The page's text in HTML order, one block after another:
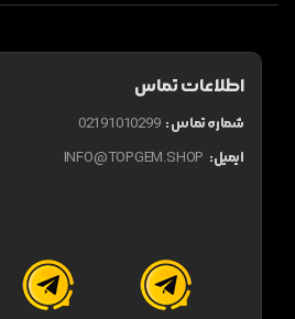
اطلاعات تماس
شماره تماس : 02191010299
ایمیل: INFO@TOPGEM.SHOP